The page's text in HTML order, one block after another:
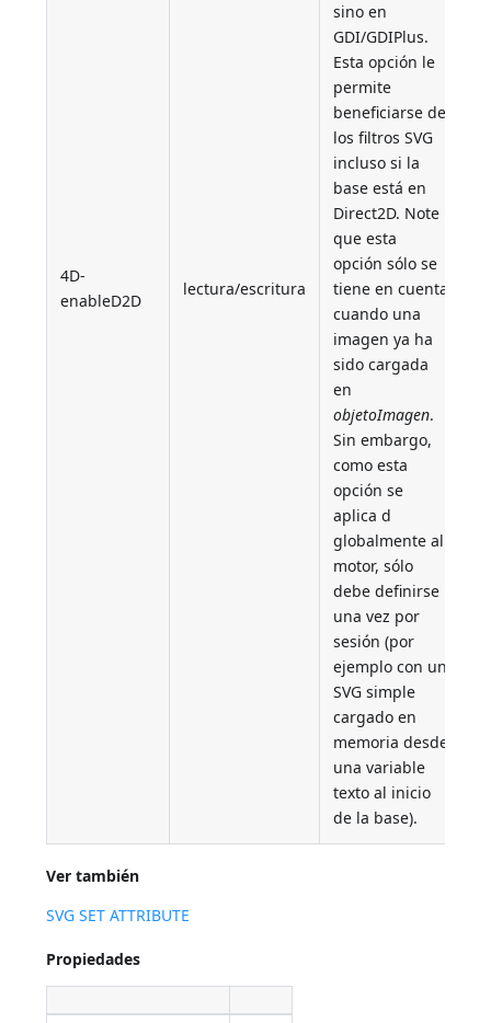
4D-
enableD2D
lectura/escritura
sino en
GDI/GDIPlus.
Esta opción le
permite
beneficiarse de
los filtros SVG
incluso si la
base está en
Direct2D. Note
que esta
opción sólo se
tiene en cuenta
cuando una
imagen ya ha
sido cargada
en
objetoImagen.
Sin embargo,
como esta
opción se
aplica d
globalmente al
motor, sólo
debe definirse
una vez por
sesión (por
ejemplo con un
SVG simple
cargado en
memoria desde
una variable
texto al inicio
de la base).
Ver también
SVG SET ATTRIBUTE
Propiedades